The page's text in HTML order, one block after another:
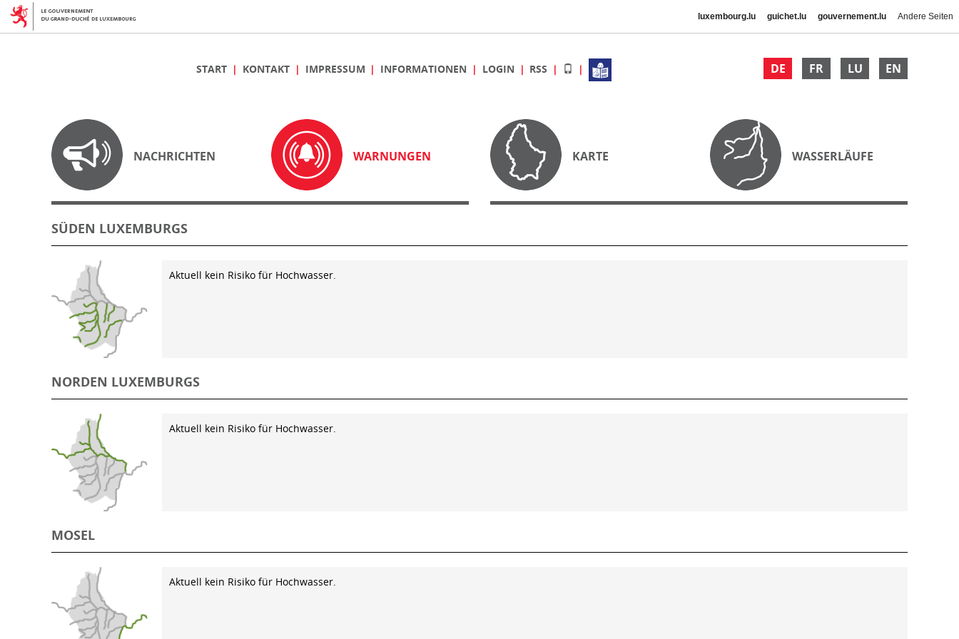
luxembourg.lu guichet.lu gouvernement.lu Andere Seiten
DE FR LU EN
START KONTAKT IMPRESSUM INFORMATIONEN LOGIN RSS
NACHRICHTEN WARNUNGEN KARTE WASSERLÄUFE
SÜDEN LUXEMBURGS
Aktuell kein Risiko für Hochwasser.
NORDEN LUXEMBURGS
Aktuell kein Risiko für Hochwasser.
MOSEL
Aktuell kein Risiko für Hochwasser.